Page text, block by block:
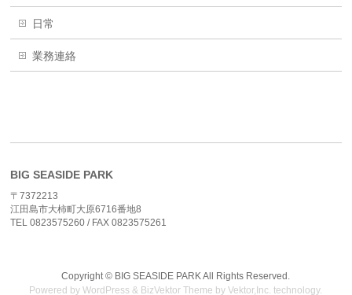
日常
業務連絡
BIG SEASIDE PARK
〒7372213
江田島市大柿町大原6716番地8
TEL 0823575260 / FAX 0823575261
Copyright © BIG SEASIDE PARKAll Rights Reserved.
Powered byWordPress & BizVektor Theme byVektor,Inc. technology.